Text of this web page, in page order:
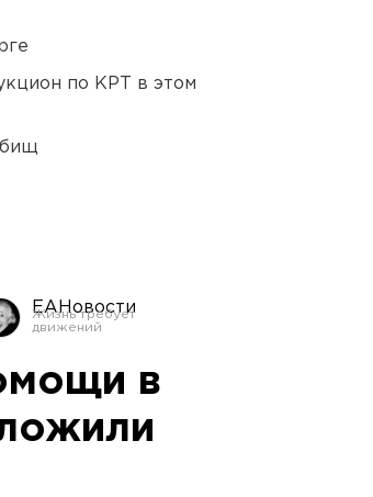
по КРТ в этом
ЕАНовости
в